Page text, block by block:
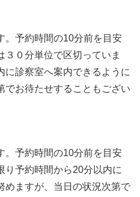
。予約時間の10分前を目安
３０分単位で区切っていま
に診察室へ案内できるように
でお待たせすることもござい
。予約時間の10分前を目安
り予約時間から20分以内に
めますが、当日の状況次第で